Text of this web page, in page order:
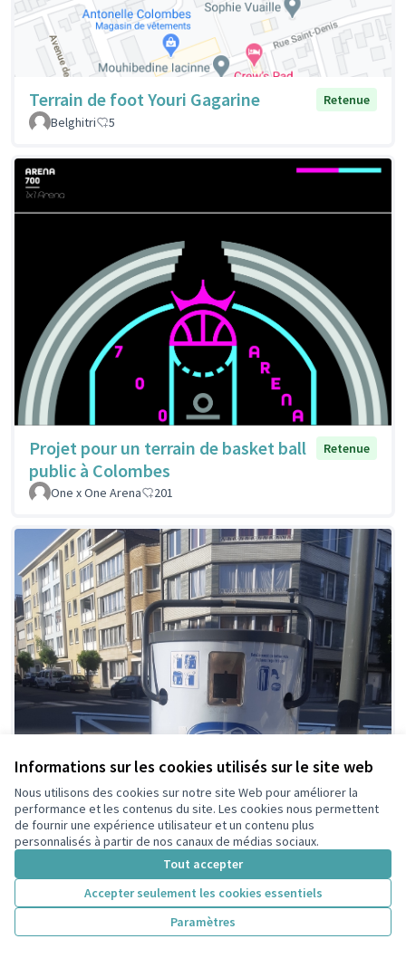
Informations sur les cookies utilisés sur le site web
Nous utilisons des cookies sur notre site Web pour améliorer la
performance et les contenus du site. Les cookies nous permettent
de fournir une expérience utilisateur et un contenu plus
personnalisés à partir de nos canaux de médias sociaux.
Tout accepter
Accepter seulement les cookies essentiels
Paramètres
Terrain de foot Youri Gagarine
Retenue
Belghitri
5
Projet pour un terrain de basket ball
public à Colombes
Retenue
One x One Arena 201